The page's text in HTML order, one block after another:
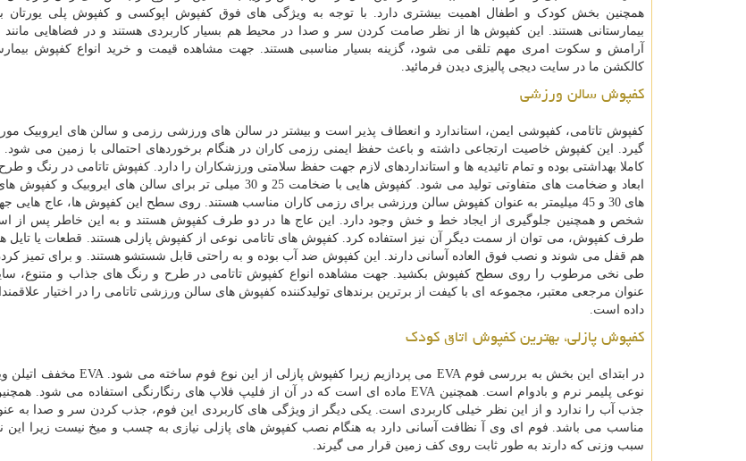
همچنین بخش کودک و اطفال اهمیت بیشتری دارد. با توجه به ویژگی های فوق کفپوش اپوکسی و کفپوش پلی یورتان
بیمارستانی هستند. این کفپوش ها از نظر صامت کردن سر و صدا در محیط هم بسیار کاربردی هستند و در فضاهایی مانند
آرامش و سکوت امری مهم تلقی می شود، گزینه بسیار مناسبی هستند. جهت مشاهده قیمت و خرید انواع کفپوش
کالکشن ما در سایت دیجی پالیزی دیدن فرمائید.
کفپوش سالن ورزشی
کفپوش تاتامی، کفپوشی ایمن، استاندارد و انعطاف پذیر است و بیشتر در سالن های ورزشی رزمی و سالن های ایروبیک
گیرد. این کفپوش خاصیت ارتجاعی داشته و باعث حفظ ایمنی رزمی کاران در هنگام برخوردهای احتمالی با زمین می شود.
کاملا بهداشتی بوده و تمام تائیدیه ها و استانداردهای لازم جهت حفظ سلامتی ورزشکاران را دارد. کفپوش تاتامی در رنگ و
ابعاد و ضخامت های متفاوتی تولید می شود. کفپوش هایی با ضخامت 25 و 30 میلی تر برای سالن
های 30 و 45 میلیمتر به عنوان کفپوش سالن ورزشی برای رزمی کاران مناسب هستند. روی سطح این کفپوش ها، عاج
شخص و همچنین جلوگیری از ایجاد خط و خش وجود دارد. این عاج ها در دو طرف کفپوش هستند و به این خاطر پس از
طرف کفپوش، می توان از سمت دیگر آن نیز استفاده کرد. کفپوش های تاتامی نوعی از کفپوش پازلی هستند. قطعات یا تایل
هم قفل می شوند و نصب فوق العاده آسانی دارند. این کفپوش ضد آب بوده و به راحتی قابل شستشو هستند. و برای تمیز
طی نخی مرطوب را روی سطح کفپوش بکشید. جهت مشاهده انواع کفپوش تاتامی در طرح و رنگ های جذاب و متنوع،
عنوان مرجعی معتبر، مجموعه ای با کیفت از برترین برندهای تولیدکننده کفپوش های سالن ورزشی تاتامی را در اختیار
داده است.
کفپوش پازلی، بهترین کفپوش اتاق کودک
در ابتدای این بخش به بررسی فومEVA می پردازیم زیرا کفپوش پازلی از این نوع فوم ساخته می شود. EVAمخفف اتیلن
نوعی پلیمر نرم و بادوام است. همچنین EVA ماده ای است که در آن از فلیپ فلاپ های رنگارنگی استفاده می شود. همچنین
جذب آب را ندارد و از این نظر خیلی کاربردی است. یکی دیگر از ویژگی های کاربردی این فوم، جذب کردن سر و صدا به
مناسب می باشد. فوم ای وی آ نظافت آسانی دارد به هنگام نصب کفپوش های پازلی نیازی به چسب و میخ نیست زیرا این
سبب وزنی که دارند به طور ثابت روی کف زمین قرار می گیرند.